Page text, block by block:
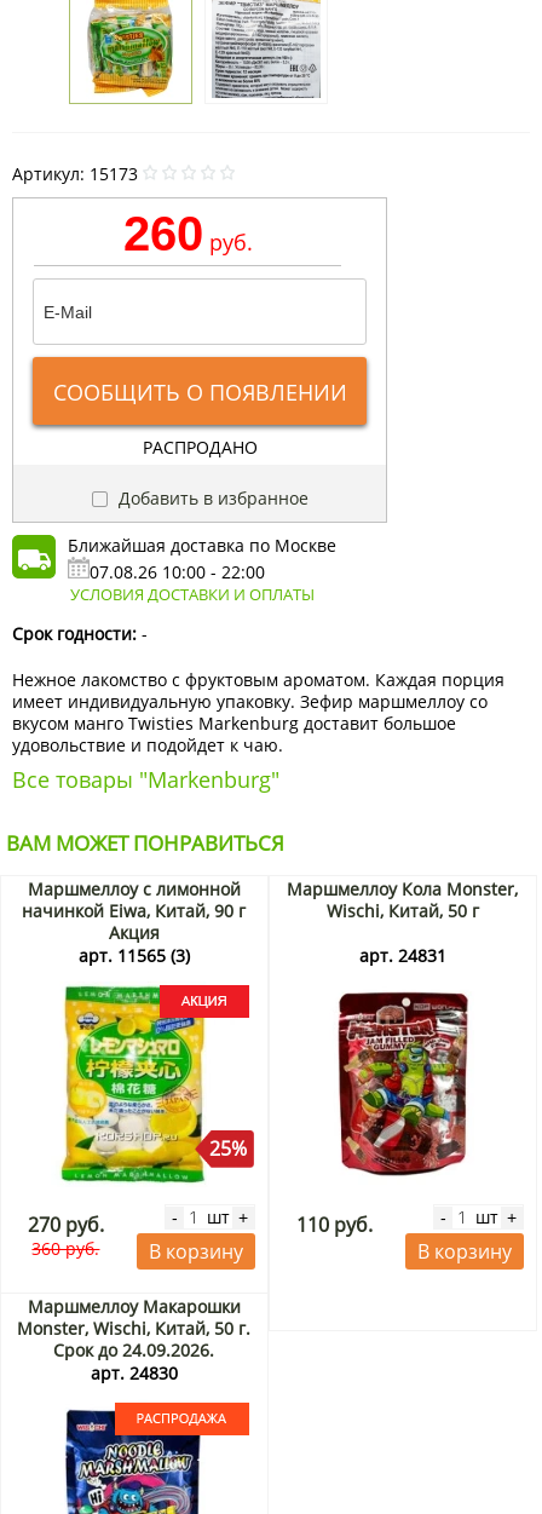
Артикул: 15173
260 руб.
СООБЩИТЬ О ПОЯВЛЕНИИ
РАСПРОДАНО
Добавить в избранное
Ближайшая доставка по Москве
07.08.26 10:00 - 22:00
УСЛОВИЯ ДОСТАВКИ И ОПЛАТЫ
Срок годности: -
Нежное лакомство с фруктовым ароматом. Каждая порция
имеет индивидуальную упаковку. Зефир маршмеллоу со
вкусом манго Twisties Markenburg доставит большое
удовольствие и подойдет к чаю.
Все товары "Markenburg"
ВАМ МОЖЕТ ПОНРАВИТЬСЯ
Маршмеллоу с лимонной
начинкой Eiwa, Китай, 90 г
Акция
арт. 11565 (3)
25%
270 руб.
360 руб.
- шт +
В корзину
Маршмеллоу Кола Monster,
Wischi, Китай, 50 г
арт. 24831
110 руб. - шт +
В корзину
Маршмеллоу Макарошки
Monster, Wischi, Китай, 50 г.
Срок до 24.09.2026.
Распродажа
арт. 24830